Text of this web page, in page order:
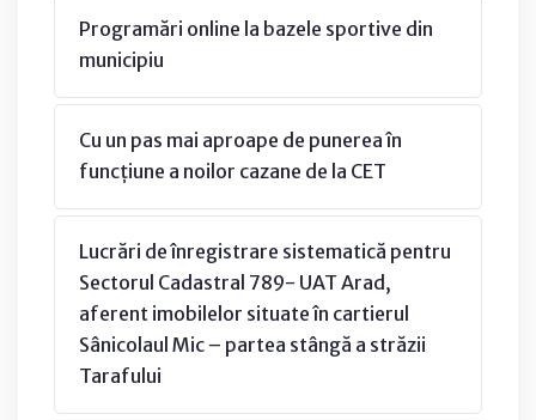
Programări online la bazele sportive din
municipiu
Cu un pas mai aproape de punerea în
funcțiune a noilor cazane de la CET
Lucrări de înregistrare sistematică pentru
Sectorul Cadastral 789- UAT Arad,
aferent imobilelor situate în cartierul
Sânicolaul Mic – partea stângă a străzii
Tarafului